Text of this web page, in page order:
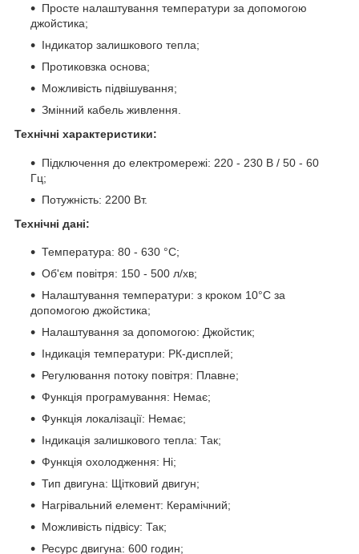
Просте налаштування температури за допомогою
джойстика;
Індикатор залишкового тепла;
Протиковзка основа;
Можливість підвішування;
Змінний кабель живлення.
Технічні характеристики:
Підключення до електромережі: 220 - 230 В / 50 - 60
Гц;
Потужність: 2200 Вт.
Технічні дані:
Температура: 80 - 630 °C;
Об'єм повітря: 150 - 500 л/хв;
Налаштування температури: з кроком 10°C за
допомогою джойстика;
Налаштування за допомогою: Джойстик;
Індикація температури: РК-дисплей;
Регулювання потоку повітря: Плавне;
Функція програмування: Немає;
Функція локалізації: Немає;
Індикація залишкового тепла: Так;
Функція охолодження: Ні;
Тип двигуна: Щітковий двигун;
Нагрівальний елемент: Керамічний;
Можливість підвісу: Так;
Ресурс двигуна: 600 годин;